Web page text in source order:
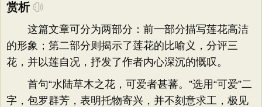
赏析
这篇文章可分为两部分：前一部分描写莲花高洁
的形象；第二部分则揭示了莲花的比喻义，分评三
花，并以莲自况，抒发了作者内心深沉的慨叹。
首句“水陆草木之花，可爱者甚蕃。”选用“可爱”二
字，包罗群芳，表明托物寄兴，并不刻意求工，极见